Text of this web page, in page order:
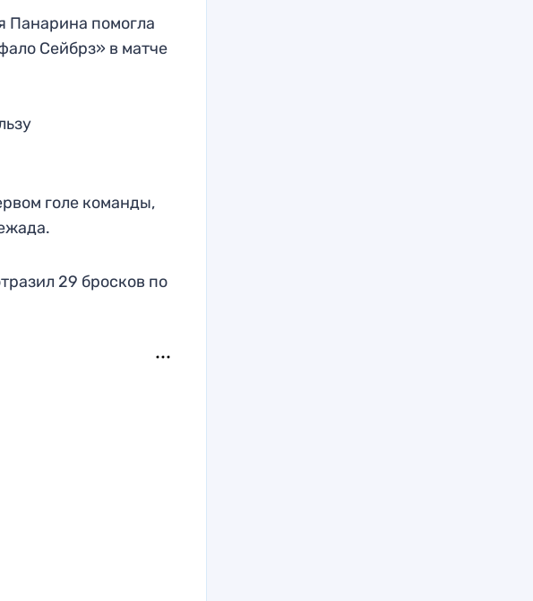
Панарина помогла
Сейбрз» в матче
голе команды,
29 бросков по